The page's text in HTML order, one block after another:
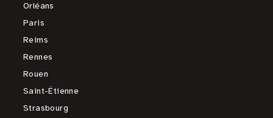
Orléans
Paris
Reims
Rennes
Rouen
Saint-Étienne
Strasbourg